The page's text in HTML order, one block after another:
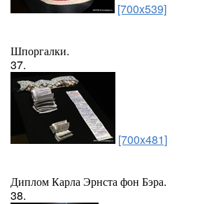
[700x539]
Шпоргалки.
37.
[700x481]
Диплом Карла Эрнста фон Бэра.
38.